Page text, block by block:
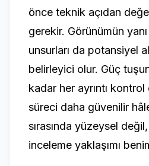
önce teknik açıdan
gerekir. Görünümün
unsurları da potansiyel
belirleyici olur. Güç
kadar her ayrıntı
süreci daha güvenilir
sırasında yüzeysel
inceleme yaklaşımı